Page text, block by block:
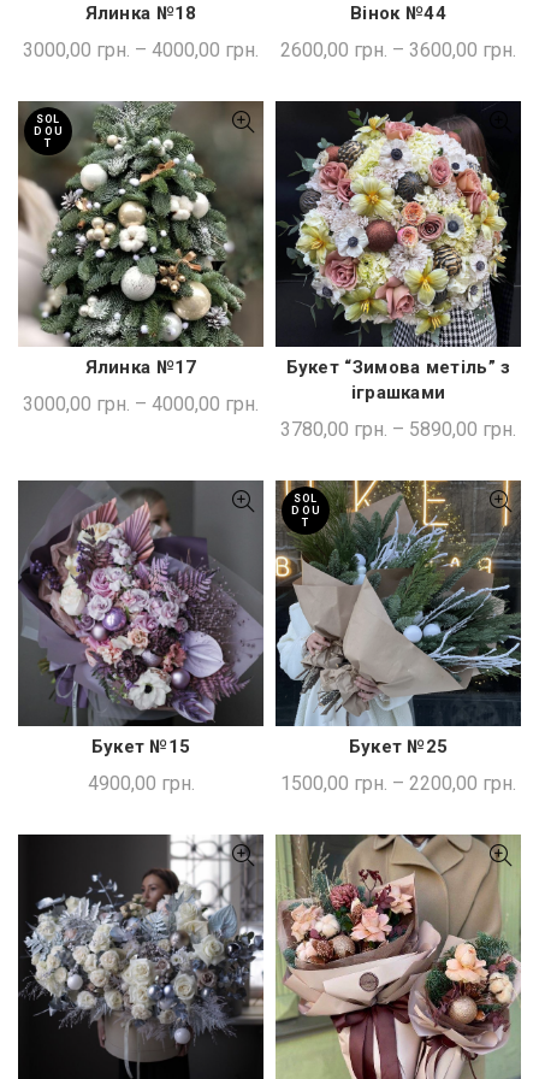
ШВИДКА ПОКУПКА
Ялинка №18
3000,00 грн. – 4000,00 грн.
ШВИДКА ПОКУПКА
Вінок №44
2600,00 грн. – 3600,00 грн.
SOL
D OU
T
ШВИДКА ПОКУПКА
Ялинка №17
3000,00 грн. – 4000,00 грн.
ШВИДКА ПОКУПКА
Букет “Зимова метіль” з
іграшками
3780,00 грн. – 5890,00 грн.
ДОДАТИ В КОШИК
Букет №15
4900,00 грн.
SOL
D OU
T
ШВИДКА ПОКУПКА
Букет №25
1500,00 грн. – 2200,00 грн.